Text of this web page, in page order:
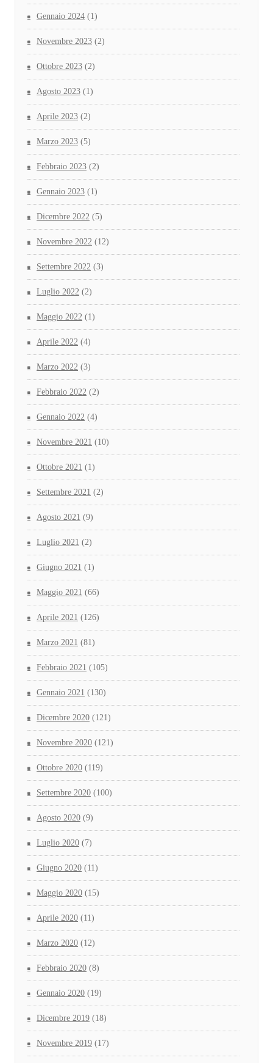
Gennaio 2024 (1)
Novembre 2023 (2)
Ottobre 2023 (2)
Agosto 2023 (1)
Aprile 2023 (2)
Marzo 2023 (5)
Febbraio 2023 (2)
Gennaio 2023 (1)
Dicembre 2022 (5)
Novembre 2022 (12)
Settembre 2022 (3)
Luglio 2022 (2)
Maggio 2022 (1)
Aprile 2022 (4)
Marzo 2022 (3)
Febbraio 2022 (2)
Gennaio 2022 (4)
Novembre 2021 (10)
Ottobre 2021 (1)
Settembre 2021 (2)
Agosto 2021 (9)
Luglio 2021 (2)
Giugno 2021 (1)
Maggio 2021 (66)
Aprile 2021 (126)
Marzo 2021 (81)
Febbraio 2021 (105)
Gennaio 2021 (130)
Dicembre 2020 (121)
Novembre 2020 (121)
Ottobre 2020 (119)
Settembre 2020 (100)
Agosto 2020 (9)
Luglio 2020 (7)
Giugno 2020 (11)
Maggio 2020 (15)
Aprile 2020 (11)
Marzo 2020 (12)
Febbraio 2020 (8)
Gennaio 2020 (19)
Dicembre 2019 (18)
Novembre 2019 (17)